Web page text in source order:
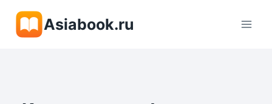
содержимому
Asiabook.ru